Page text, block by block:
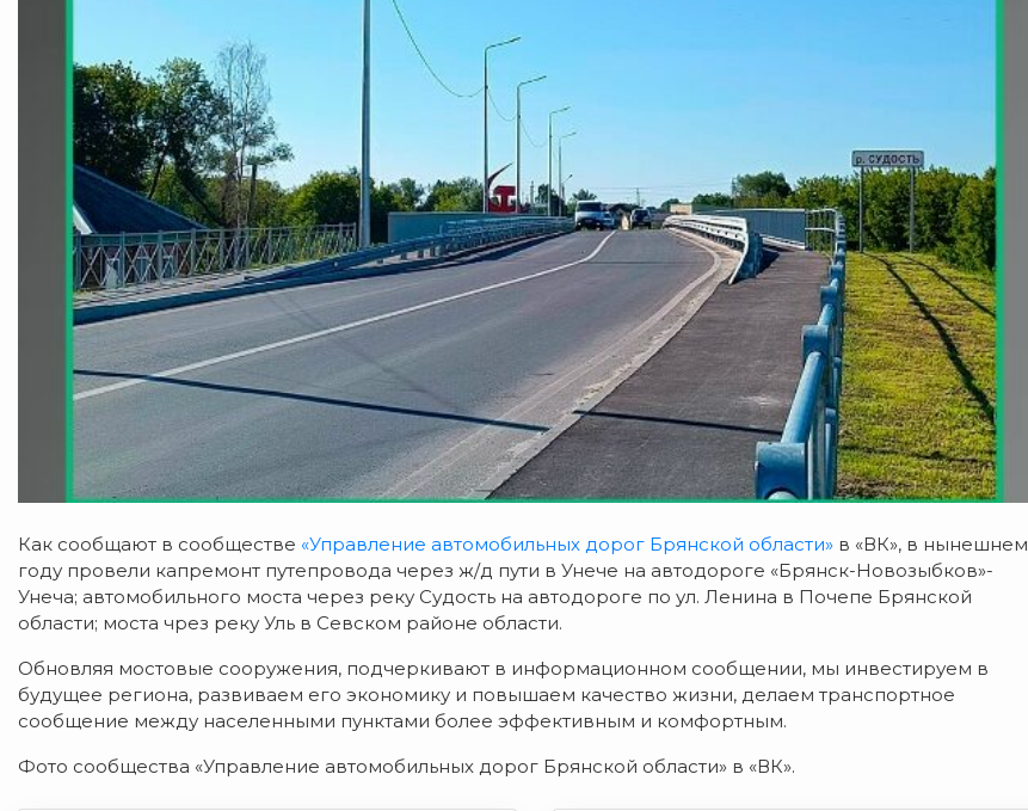
Как сообщают в сообществе «Управление автомобильных дорог Брянской области» в «ВК», в нынешнем
году провели капремонт путепровода через ж/д пути в Унече на автодороге «Брянск-Новозыбков»-
Унеча; автомобильного моста через реку Судость на автодороге по ул. Ленина в Почепе Брянской
области; моста чрез реку Уль в Севском районе области.
Обновляя мостовые сооружения, подчеркивают в информационном сообщении, мы инвестируем в
будущее региона, развиваем его экономику и повышаем качество жизни, делаем транспортное
сообщение между населенными пунктами более эффективным и комфортным.
Фото сообщества «Управление автомобильных дорог Брянской области» в «ВК».